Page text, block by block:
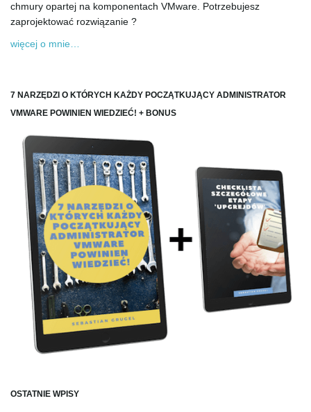
chmury opartej na komponentach VMware. Potrzebujesz
zaprojektować rozwiązanie ?
więcej o mnie…
7 NARZĘDZI O KTÓRYCH KAŻDY POCZĄTKUJĄCY ADMINISTRATOR
VMWARE POWINIEN WIEDZIEĆ! + BONUS
OSTATNIE WPISY